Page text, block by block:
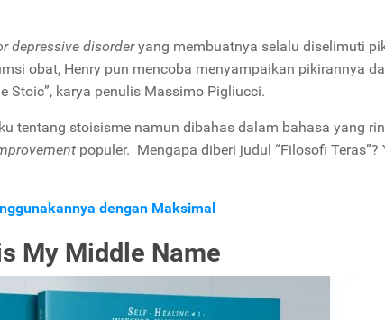
depressive disorderyang membuatnya selalu diselimuti
obat, Henry pun mencoba menyampaikan pikirannya
Stoic”, karya penulis Massimo Pigliucci.
tentang stoisisme namun dibahas dalam bahasa yang
populer. Mengapa diberi judul “Filosofi Teras”?
dengan Maksimal
My Middle Name